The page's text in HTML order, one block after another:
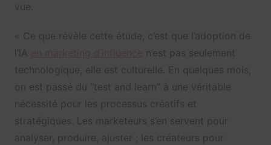
vue.
« Ce que révèle cette étude, c’est que l’adoption de
l’IA
n’est pas seulement
technologique, elle est culturelle. En quelques mois,
on est passé du “test and learn” à une véritable
nécessité pour les processus créatifs et
stratégiques. Les marketeurs s’en servent pour
analyser, produire, ajuster ; les créateurs pour